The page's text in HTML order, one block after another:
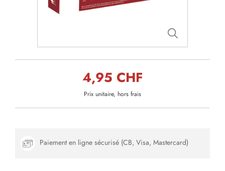
4,95 CHF
Prix unitaire, hors frais
Paiement en ligne sécurisé (CB, Visa, Mastercard)